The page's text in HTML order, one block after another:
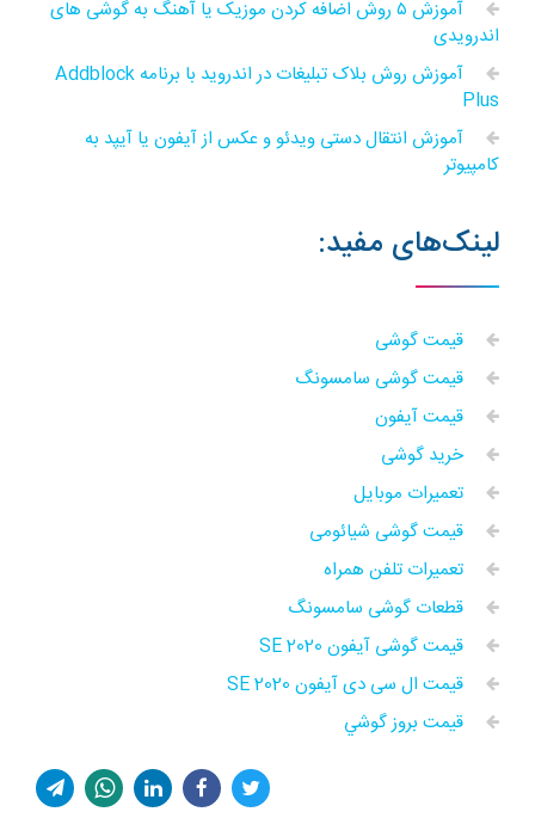
آموزش ۵ روش اضافه کردن موزیک یا آهنگ به گوشی های
اندرویدی
آموزش روش بلاک تبلیغات در اندروید با برنامه Addblock
Plus
آموزش انتقال دستی ویدئو و عکس از آیفون یا آیپد به
کامپیوتر
لینک‌های مفید:
قیمت گوشی
قیمت گوشی سامسونگ
قیمت آیفون
خرید گوشی
تعمیرات موبایل
قیمت گوشی شیائومی
تعمیرات تلفن همراه
قطعات گوشی سامسونگ
قیمت گوشی آیفون SE 2020
قیمت ال سی دی آیفون SE 2020
قيمت بروز گوشي